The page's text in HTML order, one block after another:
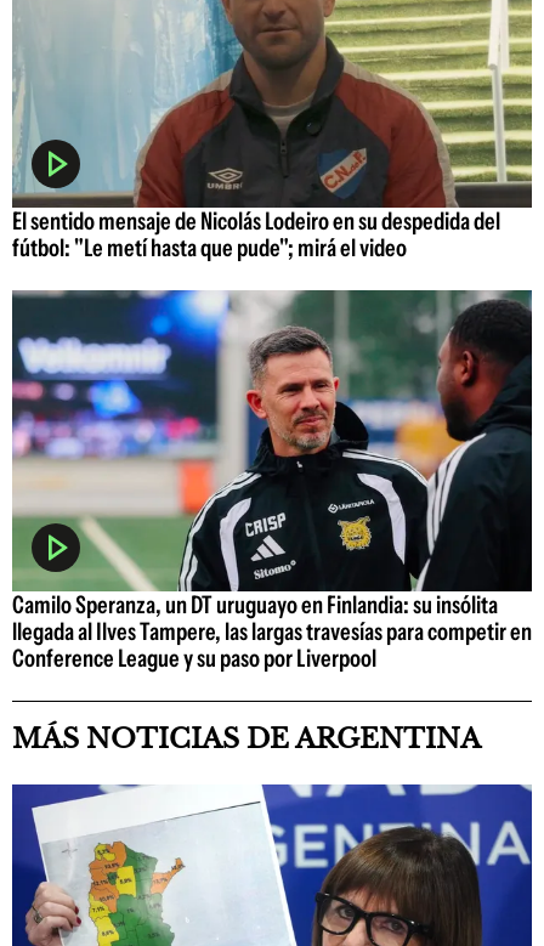
El sentido mensaje de Nicolás Lodeiro en su despedida del
fútbol: "Le metí hasta que pude"; mirá el video
Camilo Speranza, un DT uruguayo en Finlandia: su insólita
llegada al Ilves Tampere, las largas travesías para competir en
Conference League y su paso por Liverpool
MÁS NOTICIAS DE ARGENTINA